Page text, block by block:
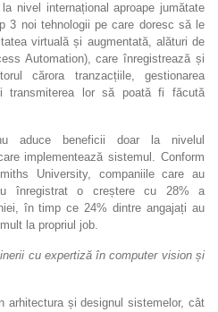
nivel internațional aproape jumătate
3 noi tehnologii pe care doresc să le
virtuală și augmentată, alături de
Automation), care înregistrează și
cărora tranzacțiile, gestionarea
transmiterea lor să poată fi făcută
aduce beneficii doar la nivelul
implementează sistemul. Conform
University, companiile care au
înregistrat o creștere cu 28% a
în timp ce 24% dintre angajați au
la propriul job.
cu expertiză în computer vision și
arhitectura și designul sistemelor, cât